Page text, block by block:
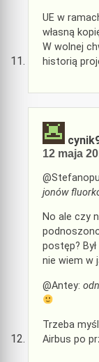
UE w
własną
W wolnej
historią
12 maja
jonów
No ale czy
postęp?
nie wiem w
@Antey:
Trzeba
Airbus po